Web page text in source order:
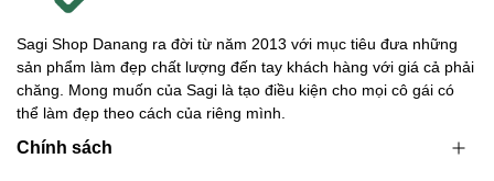
Sagi Shop Danang ra đời từ năm 2013 với mục tiêu đưa những
sản phẩm làm đẹp chất lượng đến tay khách hàng với giá cả phải
chăng. Mong muốn của Sagi là tạo điều kiện cho mọi cô gái có
thể làm đẹp theo cách của riêng mình.
Chính sách